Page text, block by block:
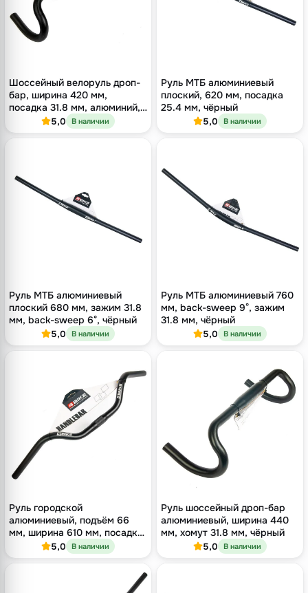
Шоссейный велоруль дроп-
бар, ширина 420 мм,
посадка 31.8 мм, алюминий,
чёрный
5,0 В наличии
Руль МТБ алюминиевый
плоский, 620 мм, посадка
25.4 мм, чёрный
5,0 В наличии
Руль МТБ алюминиевый
плоский 680 мм, зажим 31.8
мм, back-sweep 6°, чёрный
5,0 В наличии
Руль МТБ алюминиевый 760
мм, back-sweep 9°, зажим
31.8 мм, чёрный
5,0 В наличии
Руль городской
алюминиевый, подъём 66
мм, ширина 610 мм, посадка
25.4 мм, чёрный
5,0 В наличии
Руль шоссейный дроп-бар
алюминиевый, ширина 440
мм, хомут 31.8 мм, чёрный
5,0 В наличии